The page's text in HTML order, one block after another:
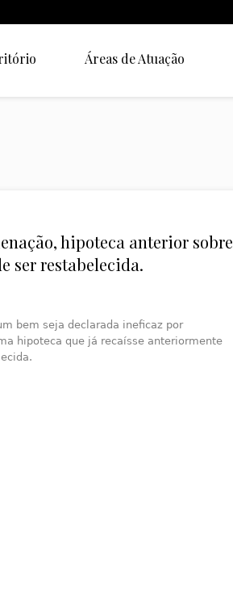
Áreas de Atuação
hipoteca anterior sobre
ser restabelecida.
bem seja declarada ineficaz por
hipoteca que já recaísse anteriormente